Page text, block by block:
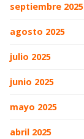
septiembre 2025
agosto 2025
julio 2025
junio 2025
mayo 2025
abril 2025